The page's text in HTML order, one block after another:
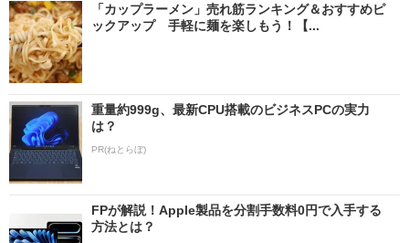
「カップラーメン」売れ筋ランキング＆おすすめピ
ックアップ 手軽に麺を楽しもう！【...
重量約999g、最新CPU搭載のビジネスPCの実力
は？
PR(ねとらぼ)
FPが解説！Apple製品を分割手数料0円で入手する
方法とは？